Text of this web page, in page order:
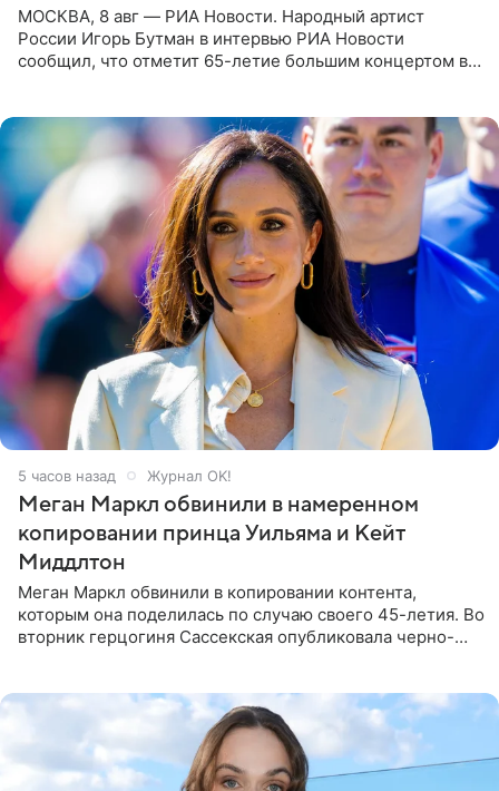
МОСКВА, 8 авг — РИА Новости. Народный артист
России Игорь Бутман в интервью РИА Новости
сообщил, что отметит 65-летие большим концертом в
5 часов назад Журнал OK!
Меган Маркл обвинили в намеренном
копировании принца Уильяма и Кейт
Миддлтон
Меган Маркл обвинили в копировании контента,
которым она поделилась по случаю своего 45-летия. Во
вторник герцогиня Сассекская опубликовала черно-